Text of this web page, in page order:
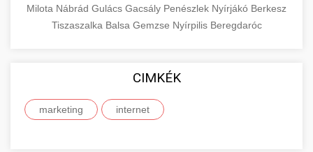
checkmydentist.com
Discover how AI-driven marketing strategies
increased patient registrations by 150%.
life3.net AI marketing results
🎯 Praxis Felfuttatása +
practice. Proven strategies for patient
acquisition, retention, and practice
development.
Növekedés
Milota Nábrád Gulács Gacsály Penészlek Nyírjákó Berkesz
Tiszaszalka Balsa Gemzse Nyírpilis Beregdaróc
CIMKÉK
marketing internet